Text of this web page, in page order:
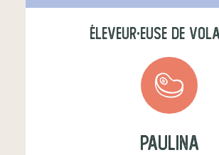
éleveur·euse de
paulina